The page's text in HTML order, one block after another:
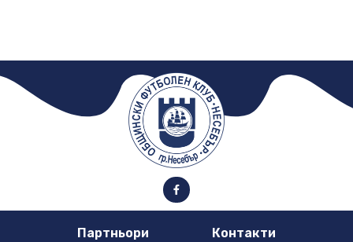
Партньори Контакти